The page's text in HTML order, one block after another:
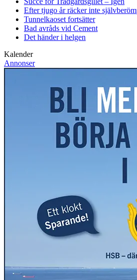
Efter tjugo år räcker inte självberöm
Tunnelkaoset fortsätter
Bad avråds vid Cement
Det händer i helgen
Kalender
Annonser